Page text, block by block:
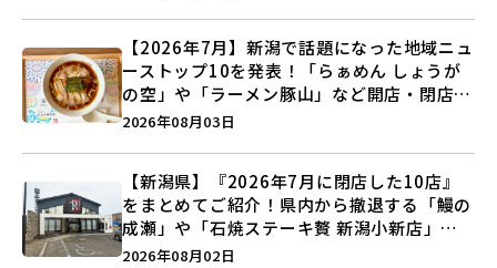
【2026年7月】新潟で話題になった地域ニュ
ーストップ10を発表！「らぁめん しょうが
の空」や「ラーメン豚山」など開店・閉店の
注目記事をランキングでご紹介♪
2026年08月03日
【新潟県】『2026年7月に閉店した10店』
をまとめてご紹介！県内から撤退する「鰻の
成瀬」や「石焼ステーキ贅 新潟小新店」が
営業に幕…。
2026年08月02日